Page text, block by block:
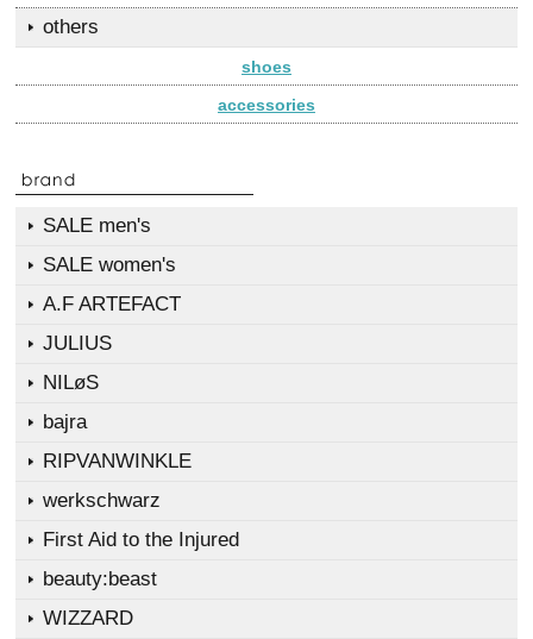
others
shoes
accessories
SALE men's
SALE women's
A.F ARTEFACT
JULIUS
NILøS
bajra
RIPVANWINKLE
werkschwarz
First Aid to the Injured
beauty:beast
WIZZARD